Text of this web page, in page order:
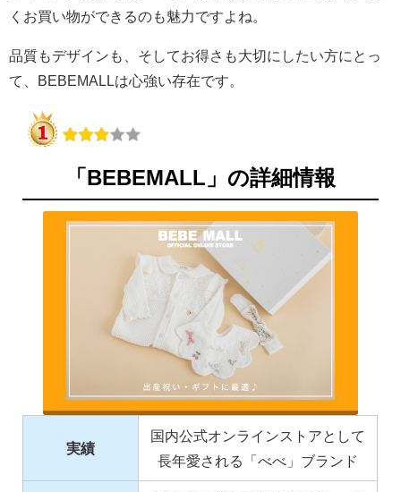
くお買い物ができるのも魅力ですよね。
品質もデザインも、そしてお得さも大切にしたい方にとっ
て、BEBEMALLは心強い存在です。
「BEBEMALL」の詳細情報
実績
国内公式オンラインストアとして
長年愛される「べべ」ブランド